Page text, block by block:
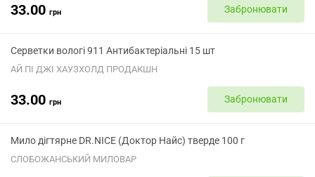
33.00 грн Забронювати
Серветки вологі 911 Антибактеріальні 15 шт
АЙ ПІ ДЖІ ХАУЗХОЛД ПРОДАКШН
33.00 грн Забронювати
Мило дігтярне DR.NICE (Доктор Найс) тверде 100 г
СЛОБОЖАНСЬКИЙ МИЛОВАР